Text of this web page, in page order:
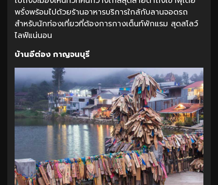
พรั่งพร้อมไปด้วยร้านอาหารบริการใกล้กับลานจอดรถ
สำหรับนักท่องเที่ยวที่ต้องการกางเต็นท์พักแรม สุดสโลว์
ไลฟ์แน่นอน
บ้านอีต่อง กาญจนบุรี